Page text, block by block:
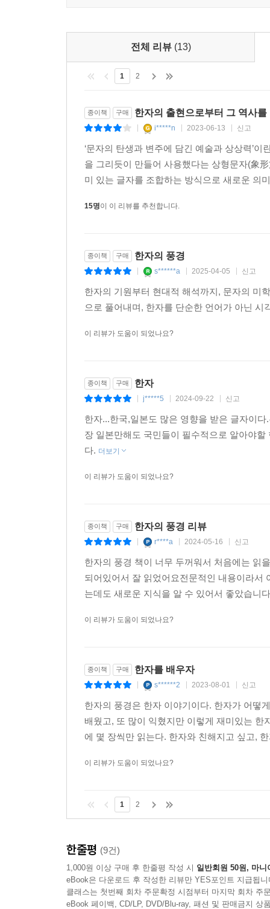
보나 가장 적합한 번역어가 아닐 수 없었다. (…)
최근에 공화 시기에 제작된 청동기 금문이 발굴되
보(師和父)라는 이름으로도 불렸다. 이 금문에서
둘러싼 오랜 논쟁은 청동기 금문의 발견으로 일단
--- pp.310~311
문서 행정의 제국 진나라에서 칼과 붓을 함께 지닌
문관용은 소맷자락 안에 두 손을 맞잡은 자세로
통과 죽간을 끼워 넣는 작은 구멍도 나 있다. 문
다. 글씨를 잘못 쓰면 차고 있는 칼로 죽간을 벗
--- p.410
양피지와 코덱스: 기록 매체의 변화가 이끈 사유 방
종이가 발명되면서 간독을 대체했지만 책의 구
을 따른 것이다. 최초의 종이책은 동서양 모두 두
구술적인 발화 맥락에 의존한 것이다. 그래서 과
개인 사유를 발전시킨 서구의 지성과는 다른 사유
--- pp.467~469
바꾸었다고 밝힌다.
3부 청동기에 새긴 글자 ─ 고대 국가의 한자 금
그대로 계승한다. 저자는 바로 이것이 중국 역
문명권이 지속되는 계기를 제공했기 때문이다
이어받았다. 이 시기 청동기에 새긴 많은 글자는
싶은 지배층의 욕망을 반영한다.
제자백가는 역동적 토론과 논쟁을 이끌었고,
한편으로는 혁신과 개성의 시대이기도 했다.
5부 제국의 한자 ─ 전서와 예서: 진나라는 소전
육국 문자를 폐지하고 주문을 기본으로 행정 문
문자를 예술로 구현하는 서예의 특징을 서술한
6부 최초의 한자 사전 ─ 『설문해자』: 허신의
허신은 당시 고문을 부정하고 예서로 문자의 의
필요하다는 인식에서 『설문해자』라는 책을 저술
한자와 뇌 과학, 예술, 인류학, 동서양 철학의 만남
아니라 뇌 과학의 문자 상자 이론, 룬문자와의
추상화 이론의 몬드리안과 칸딘스키의 직선과
파고들어가 발견해놓은 성과들을, 다른 지식의
문자를 사용했던 5000년이라는 시간은 인간 진
같은 몇 개의 기호들을 인식할 때 활성화된다.
곳이었다. 이런 윤곽선들을 인식하는 곳을 문자
─ 85-87쪽
저자에 따르면 현재까지 개발된 대부분의 문자
예외적인 경우이다. 이런 고대 문자의 유사성은
딱딱한 물체에 새겼다. 영어에서 문자를 의미하
민족은 너도밤나무(beech)의 두꺼운 껍질을 벗
출발했다는 설명이다.
오늘을 해석하고 내 것으로 향유하는 핵심적 방법,
저자는 편집자와 진행한 서면 인터뷰에서 한자
갖추어졌다는 자신감의 표현일 수도 있다고 말
전체 리뷰 (13)
1 2
종이책 구매 한자의 출현으로부터 그 역사를
i*****n 2023-06-13 신고
‘문자의 탄생과 변주에 담긴 예술과 상상력’
을 그리듯이 만들어 사용했다는 상형문자(象
미 있는 글자를 조합하는 방식으로 새로운 의
15명이 이 리뷰를 추천합니다.
종이책 구매 한자의 풍경
s******a 2025-04-05 신고
한자의 기원부터 현대적 해석까지, 문자의 미
으로 풀어내며, 한자를 단순한 언어가 아닌
이 리뷰가 도움이 되었나요?
종이책 구매 한자
j*****5 2024-09-22 신고
한자...한국,일본도 많은 영향을 받은 글자이
장 일본만해도 국민들이 필수적으로 알아야
다. 더보기
이 리뷰가 도움이 되었나요?
종이책 구매 한자의 풍경 리뷰
r****a 2024-05-16 신고
한자의 풍경 책이 너무 두꺼워서 처음에는 읽
되어있어서 잘 읽었어요전문적인 내용이라서
는데도 새로운 지식을 알 수 있어서 좋았습니
이 리뷰가 도움이 되었나요?
종이책 구매 한자를 배우자
s******2 2023-08-01 신고
한자의 풍경은 한자 이야기이다. 한자가 어떻
배웠고, 또 많이 익혔지만 이렇게 재미있는
에 몇 장씩만 읽는다. 한자와 친해지고 싶고,
이 리뷰가 도움이 되었나요?
1 2
한줄평 (9건)
1,000원 이상 구매 후 한줄평 작성 시 일반회원 50원, 마니
eBook은 다운로드 후 작성한 리뷰만 YES포인트 지급됩니
클래스는 첫번째 회차 주문확정 시점부터 마지막 회차 주
eBook 페이백, CD/LP, DVD/Blu-ray, 패션 및 판매금지 상